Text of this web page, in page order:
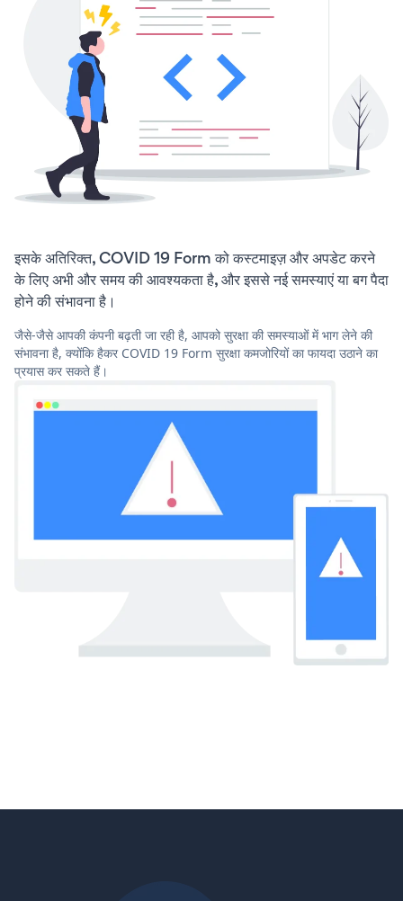
इसके अतिरिक्त, COVID 19 Form को कस्टमाइज़ और अपडेट करने
के लिए अभी और समय की आवश्यकता है, और इससे नई समस्याएं या बग पैदा
होने की संभावना है।
जैसे-जैसे आपकी कंपनी बढ़ती जा रही है, आपको सुरक्षा की समस्याओं में भाग लेने की
संभावना है, क्योंकि हैकर COVID 19 Form सुरक्षा कमजोरियों का फायदा उठाने का
प्रयास कर सकते हैं।